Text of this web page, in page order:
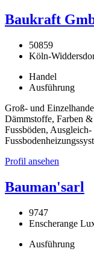
Baukraft
50859
Köln-
Handel
Ausführung
Groß- und
Dämmstoffe, Farben
Fussböden,
Profil ansehen
Bauman'sarl
9747
Enscherange
Ausführung